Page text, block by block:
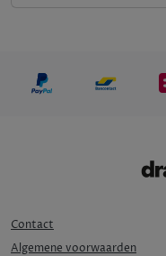
Contact
Algemene voorwaarden